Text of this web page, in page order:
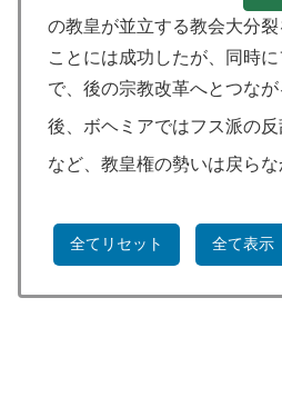
の教皇が並立する教会大分
ことには成功したが、同時
で、後の宗教改革へとつな
後、ボヘミアではフス派の
など、教皇権の勢いは戻らな
全てリセット 全て表示